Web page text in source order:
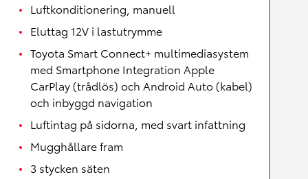
Luftkonditionering, manuell
Eluttag 12V i lastutrymme
Toyota Smart Connect+ multimediasystem
med Smartphone Integration Apple
CarPlay (trådlös) och Android Auto (kabel)
och inbyggd navigation
Luftintag på sidorna, med svart infattning
Mugghållare fram
3 stycken säten